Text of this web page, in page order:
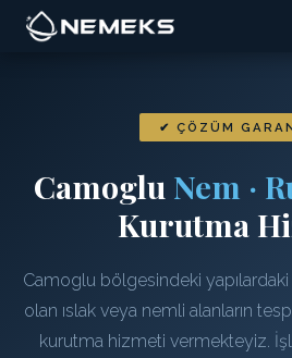
✔ ÇÖZÜM
Camoglu Nem ·
Kurutma
Camoglu bölgesindeki
olan ıslak veya nemli alanların
kurutma hizmeti vermekteyiz.